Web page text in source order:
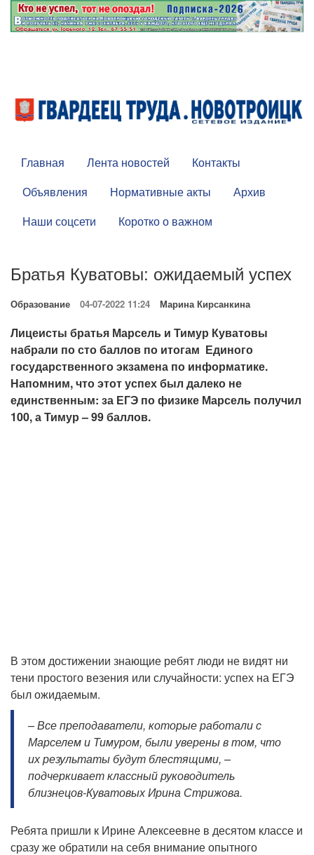
Главная Лента новостей
Контакты
Объявления
Нормативные акты
Архив
Наши соцсети
Коротко о важном
Братья Куватовы: ожидаемый успех
Образование 04-07-2022 11:24 Марина Кирсанкина
Лицеисты братья Марсель и Тимур Куватовы
набрали по сто баллов по итогам Единого
государственного экзамена по информатике.
Напомним, что этот успех был далеко не
единственным: за ЕГЭ по физике Марсель получил
100, а Тимур – 99 баллов.
В этом достижении знающие ребят люди не видят ни
тени простого везения или случайности: успех на ЕГЭ
был ожидаемым.
– Все преподаватели, которые работали с
Марселем и Тимуром, были уверены в том, что
их результаты будут блестящими, –
подчеркивает классный руководитель
близнецов-Куватовых Ирина Стрижова.
Ребята пришли к Ирине Алексеевне в десятом классе и
сразу же обратили на себя внимание опытного